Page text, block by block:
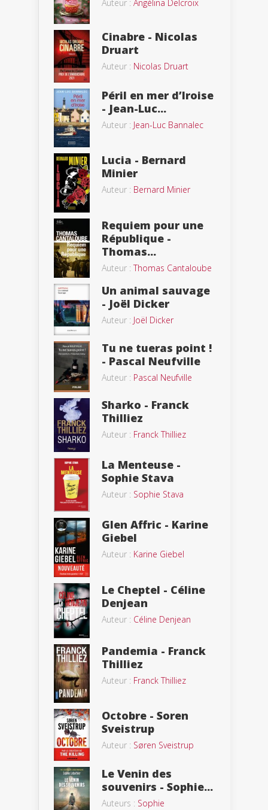
Auteur : Angélina Delcroix
Cinabre - Nicolas
Druart
Auteur : Nicolas Druart
Péril en mer d’Iroise
- Jean-Luc...
Auteur : Jean-Luc Bannalec
Lucia - Bernard
Minier
Auteur : Bernard Minier
Requiem pour une
République -
Thomas...
Auteur :Thomas Cantaloube
Un animal sauvage
- Joël Dicker
Auteur : Joël Dicker
Tu ne tueras point !
- Pascal Neufville
Auteur : Pascal Neufville
Sharko - Franck
Thilliez
Auteur : Franck Thilliez
La Menteuse -
Sophie Stava
Auteur : Sophie Stava
Glen Affric - Karine
Giebel
Auteur : Karine Giebel
Le Cheptel - Céline
Denjean
Auteur : Céline Denjean
Pandemia - Franck
Thilliez
Auteur : Franck Thilliez
Octobre - Soren
Sveistrup
Auteur : Søren Sveistrup
Le Venin des
souvenirs - Sophie...
Auteurs : Sophie